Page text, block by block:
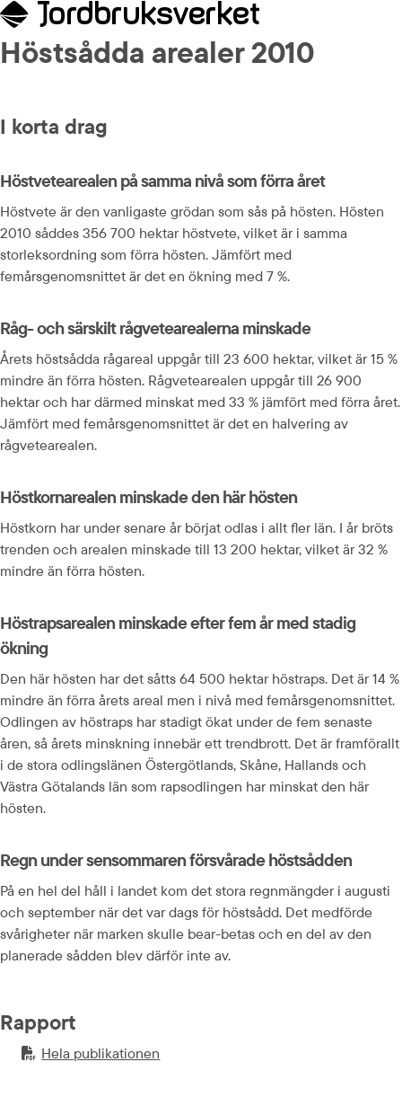
Höstsådda arealer 2010
I korta drag
Höstvetearealen på samma nivå som förra året
Höstvete är den vanligaste grödan som sås på hösten. Hösten
2010 såddes 356 700 hektar höstvete, vilket är i samma
storleksordning som förra hösten. Jämfört med
femårsgenomsnittet är det en ökning med 7 %.
Råg- och särskilt rågvetearealerna minskade
Årets höstsådda rågareal uppgår till 23 600 hektar, vilket är 15 %
mindre än förra hösten. Rågvetearealen uppgår till 26 900
hektar och har därmed minskat med 33 % jämfört med förra året.
Jämfört med femårsgenomsnittet är det en halvering av
rågvetearealen.
Höstkornarealen minskade den här hösten
Höstkorn har under senare år börjat odlas i allt fler län. I år bröts
trenden och arealen minskade till 13 200 hektar, vilket är 32 %
mindre än förra hösten.
Höstrapsarealen minskade efter fem år med stadig
ökning
Den här hösten har det såtts 64 500 hektar höstraps. Det är 14 %
mindre än förra årets areal men i nivå med femårsgenomsnittet.
Odlingen av höstraps har stadigt ökat under de fem senaste
åren, så årets minskning innebär ett trendbrott. Det är framförallt
i de stora odlingslänen Östergötlands, Skåne, Hallands och
Västra Götalands län som rapsodlingen har minskat den här
hösten.
Regn under sensommaren försvårade höstsådden
På en hel del håll i landet kom det stora regnmängder i augusti
och september när det var dags för höstsådd. Det medförde
svårigheter när marken skulle bear-betas och en del av den
planerade sådden blev därför inte av.
Rapport
PDF-fil.
Hela publikationen
pdf, 165.7 kB.